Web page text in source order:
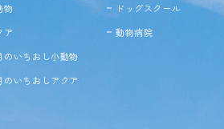
物
ア
のいちおし小動物
のいちおしアクア
ドッグスクール
動物病院